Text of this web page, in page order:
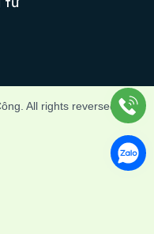
All rights reversed.